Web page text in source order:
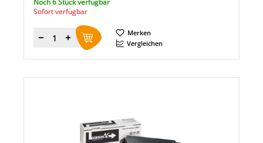
Noch 6 Stück verfügbar
Sofort verfügbar
Menge
Merken
Vergleichen